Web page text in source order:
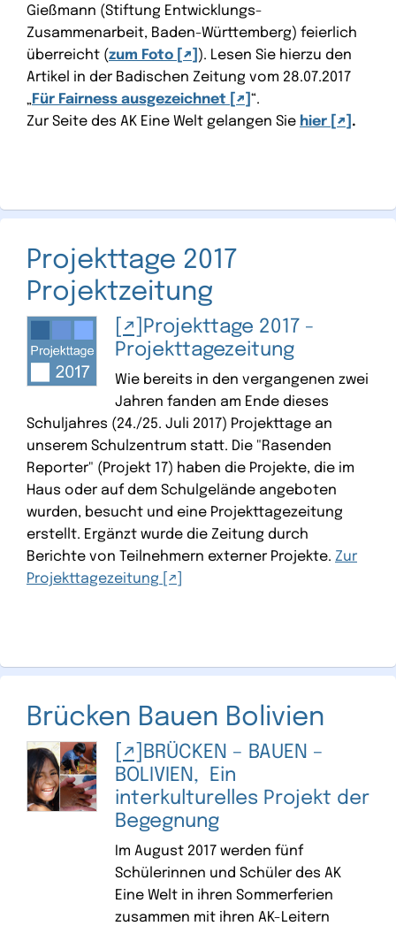
Gießmann (Stiftung Entwicklungs-
Zusammenarbeit, Baden-Württemberg) feierlich
überreicht (zum Foto
). Lesen Sie hierzu den
Artikel in der Badischen Zeitung vom 28.07.2017
„Für Fairness ausgezeichnet
“.
Zur Seite des AK Eine Welt gelangen Sie hier .
Projekttage 2017
Projektzeitung
Projekttage 2017 -
Projekttagezeitung
Wie bereits in den vergangenen zwei
Jahren fanden am Ende dieses
Schuljahres (24./25. Juli 2017) Projekttage an
unserem Schulzentrum statt. Die "Rasenden
Reporter" (Projekt 17) haben die Projekte, die im
Haus oder auf dem Schulgelände angeboten
wurden, besucht und eine Projekttagezeitung
erstellt. Ergänzt wurde die Zeitung durch
Berichte von Teilnehmern externer Projekte. Zur
Projekttagezeitung
Brücken Bauen Bolivien
BRÜCKEN – BAUEN –
BOLIVIEN, Ein
interkulturelles Projekt der
Begegnung
Im August 2017 werden fünf
Schülerinnen und Schüler des AK
Eine Welt in ihren Sommerferien
zusammen mit ihren AK-Leitern